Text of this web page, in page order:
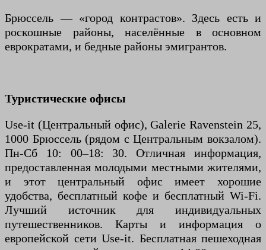
Брюссель — «город контрастов». Здесь есть и
роскошные районы, населённые в основном
еврократами, и бедные районы эмигрантов.
Туристические офисы
Use-it (Центральный офис), Galerie Ravenstein 25,
1000 Брюссель (рядом с Центральным вокзалом).
Пн-Сб 10: 00–18: 30. Отличная информация,
предоставленная молодыми местными жителями,
и этот центральный офис имеет хорошие
удобства, бесплатный кофе и бесплатный Wi-Fi.
Лучший источник для индивидуальных
путешественников. Карты и информация о
европейской сети Use-it. Бесплатная пешеходная